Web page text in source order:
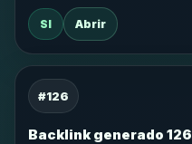
SI Abrir
#126
Backlink generado 126